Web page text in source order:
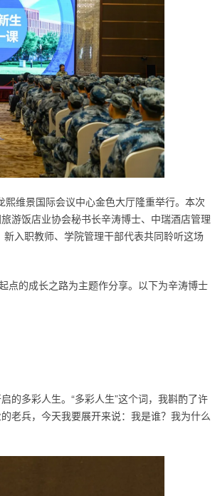
维景国际会议中心金色大厅隆重举行。本次
游饭店业协会秘书长辛涛博士、中瑞酒店管理
入职教师、学院管理干部代表共同聆听这场
的成长之路为主题作分享。以下为辛涛博士
的多彩人生。“多彩人生”这个词，我斟酌了许
老兵，今天我要展开来说：我是谁？我为什么